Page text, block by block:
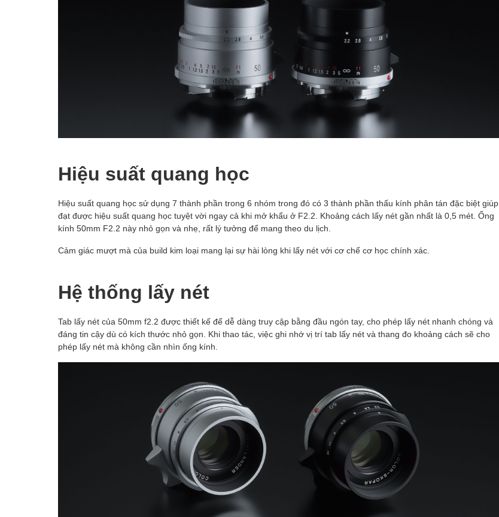
Hiệu suất quang học
Hiệu suất quang học sử dụng 7 thành phần trong 6 nhóm trong đó có 3 thành phần thấu kính phân tán đặc biệt giúp
đạt được hiệu suất quang học tuyệt vời ngay cả khi mở khẩu ở F2.2. Khoảng cách lấy nét gần nhất là 0,5 mét. Ống
kính 50mm F2.2 này nhỏ gọn và nhẹ, rất lý tưởng để mang theo du lịch.
Cảm giác mượt mà của build kim loại mang lại sự hài lòng khi lấy nét với cơ chế cơ học chính xác.
Hệ thống lấy nét
Tab lấy nét của 50mm f2.2 được thiết kế để dễ dàng truy cập bằng đầu ngón tay, cho phép lấy nét nhanh chóng và
đáng tin cậy dù có kích thước nhỏ gọn. Khi thao tác, việc ghi nhớ vị trí tab lấy nét và thang đo khoảng cách sẽ cho
phép lấy nét mà không cần nhìn ống kính.